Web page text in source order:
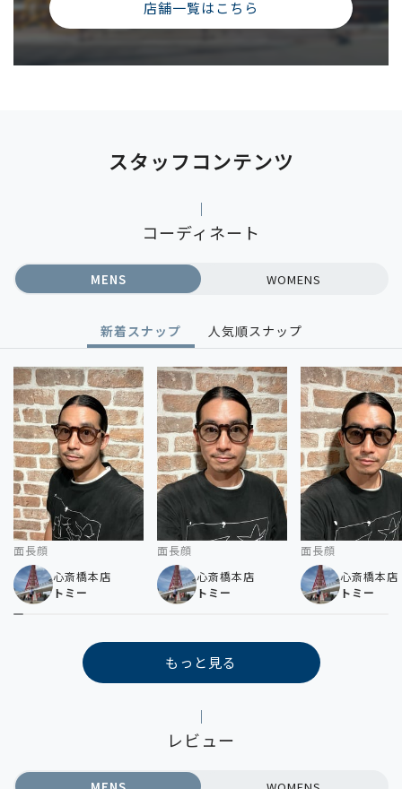
店舗一覧はこちら
スタッフコンテンツ
コーディネート
MENS WOMENS
新着スナップ 人気順スナップ
面長顔
心斎橋本店
トミー
面長顔
心斎橋本店
トミー
面長顔
心斎橋本店
トミー
もっと見る
レビュー